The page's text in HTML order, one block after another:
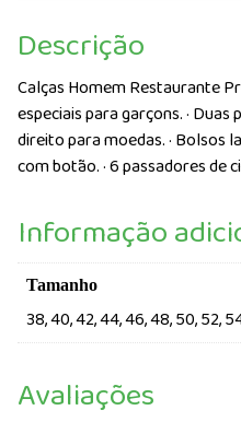
Descrição
Calças Homem Restaurante
especiais para garçons. ·
direito para moedas. · Bolsos
com botão. · 6 passadores de
Informação
Tamanho
38, 40, 42, 44, 46, 48, 50, 52,
Avaliações